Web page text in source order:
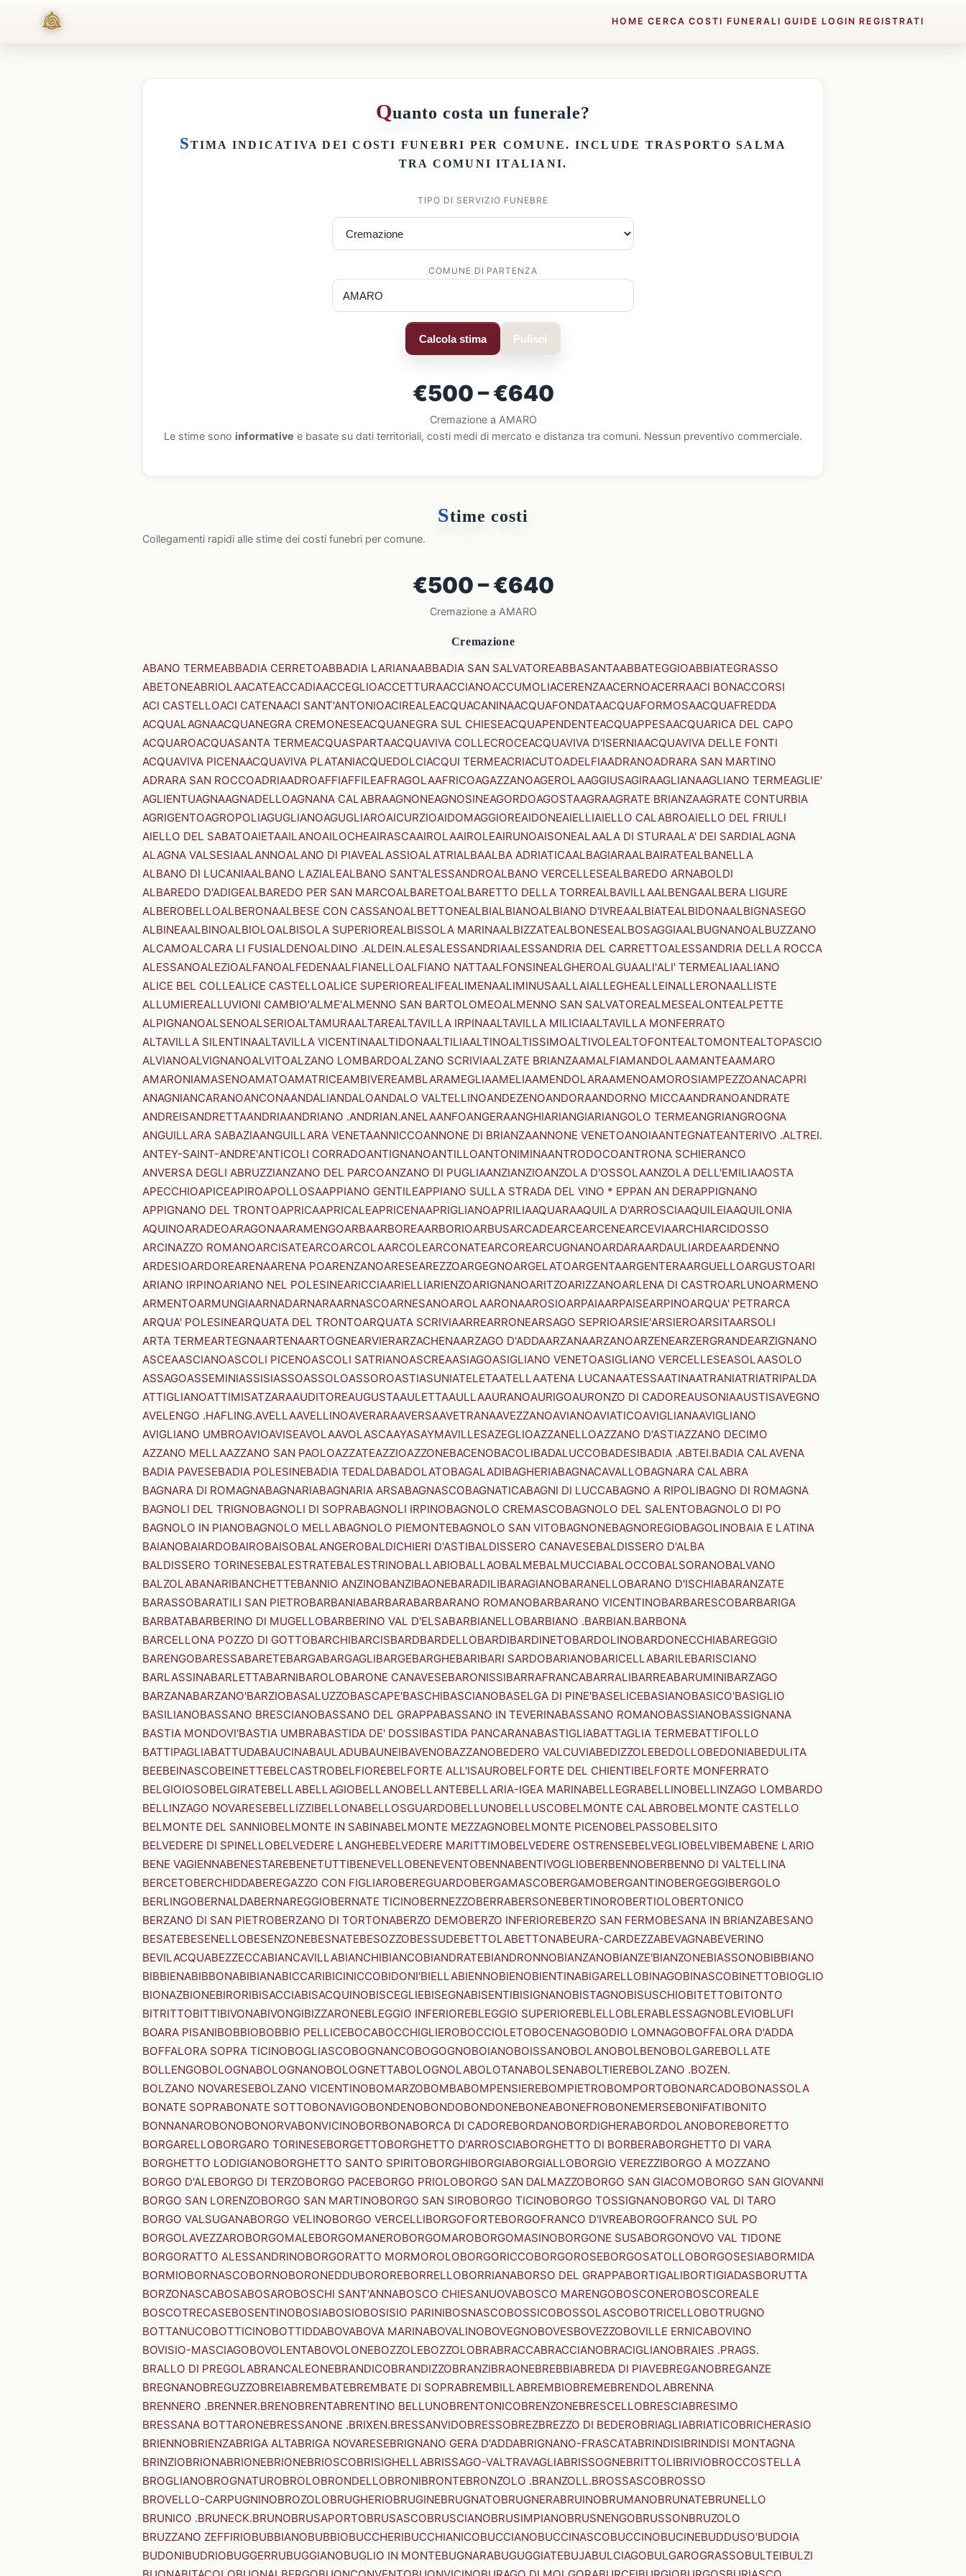
HOME CERCA COSTI FUNERALI GUIDE LOGIN REGISTRATI
Quanto costa un funerale?
STIMA INDICATIVA DEICOSTI FUNEBRI PER COMUNE. INCLUDE TRASPORTO SALMA
TRA COMUNI ITALIANI.
TIPO DI SERVIZIO FUNEBRE
COMUNE DI PARTENZA
Calcola stima Pulisci
€500 – €640
Cremazione a AMARO
Le stime sono informative e basate su dati territoriali, costi medi di mercato e distanza tra comuni. Nessun preventivo commerciale.
Stime costi
Collegamenti rapidi alle stime dei costi funebri per comune.
€500 – €640
Cremazione a AMARO
Cremazione
ABANO TERMEABBADIA CERRETOABBADIA LARIANAABBADIA SAN SALVATOREABBASANTAABBATEGGIOABBIATEGRASSO
ABETONEABRIOLAACATEACCADIAACCEGLIOACCETTURAACCIANOACCUMOLIACERENZAACERNOACERRAACI BONACCORSI
ACI CASTELLOACI CATENAACI SANT'ANTONIOACIREALEACQUACANINAACQUAFONDATAACQUAFORMOSAACQUAFREDDA
ACQUALAGNAACQUANEGRA CREMONESEACQUANEGRA SUL CHIESEACQUAPENDENTEACQUAPPESAACQUARICA DEL CAPO
ACQUAROACQUASANTA TERMEACQUASPARTAACQUAVIVA COLLECROCEACQUAVIVA D'ISERNIAACQUAVIVA DELLE FONTI
ACQUAVIVA PICENAACQUAVIVA PLATANIACQUEDOLCIACQUI TERMEACRIACUTOADELFIAADRANOADRARA SAN MARTINO
ADRARA SAN ROCCOADRIAADROAFFIAFFILEAFRAGOLAAFRICOAGAZZANOAGEROLAAGGIUSAGIRAAGLIANAAGLIANO TERMEAGLIE'
AGLIENTUAGNAAGNADELLOAGNANA CALABRAAGNONEAGNOSINEAGORDOAGOSTAAGRAAGRATE BRIANZAAGRATE CONTURBIA
AGRIGENTOAGROPOLIAGUGLIANOAGUGLIAROAICURZIOAIDOMAGGIOREAIDONEAIELLIAIELLO CALABROAIELLO DEL FRIULI
AIELLO DEL SABATOAIETAAILANOAILOCHEAIRASCAAIROLAAIROLEAIRUNOAISONEALAALA DI STURAALA' DEI SARDIALAGNA
ALAGNA VALSESIAALANNOALANO DI PIAVEALASSIOALATRIALBAALBA ADRIATICAALBAGIARAALBAIRATEALBANELLA
ALBANO DI LUCANIAALBANO LAZIALEALBANO SANT'ALESSANDROALBANO VERCELLESEALBAREDO ARNABOLDI
ALBAREDO D'ADIGEALBAREDO PER SAN MARCOALBARETOALBARETTO DELLA TORREALBAVILLAALBENGAALBERA LIGURE
ALBEROBELLOALBERONAALBESE CON CASSANOALBETTONEALBIALBIANOALBIANO D'IVREAALBIATEALBIDONAALBIGNASEGO
ALBINEAALBINOALBIOLOALBISOLA SUPERIOREALBISSOLA MARINAALBIZZATEALBONESEALBOSAGGIAALBUGNANOALBUZZANO
ALCAMOALCARA LI FUSIALDENOALDINO .ALDEIN.ALESALESSANDRIAALESSANDRIA DEL CARRETTOALESSANDRIA DELLA ROCCA
ALESSANOALEZIOALFANOALFEDENAALFIANELLOALFIANO NATTAALFONSINEALGHEROALGUAALI'ALI' TERMEALIAALIANO
ALICE BEL COLLEALICE CASTELLOALICE SUPERIOREALIFEALIMENAALIMINUSAALLAIALLEGHEALLEINALLERONAALLISTE
ALLUMIEREALLUVIONI CAMBIO'ALME'ALMENNO SAN BARTOLOMEOALMENNO SAN SALVATOREALMESEALONTEALPETTE
ALPIGNANOALSENOALSERIOALTAMURAALTAREALTAVILLA IRPINAALTAVILLA MILICIAALTAVILLA MONFERRATO
ALTAVILLA SILENTINAALTAVILLA VICENTINAALTIDONAALTILIAALTINOALTISSIMOALTIVOLEALTOFONTEALTOMONTEALTOPASCIO
ALVIANOALVIGNANOALVITOALZANO LOMBARDOALZANO SCRIVIAALZATE BRIANZAAMALFIAMANDOLAAMANTEAAMARO
AMARONIAMASENOAMATOAMATRICEAMBIVEREAMBLARAMEGLIAAMELIAAMENDOLARAAMENOAMOROSIAMPEZZOANACAPRI
ANAGNIANCARANOANCONAANDALIANDALOANDALO VALTELLINOANDEZENOANDORAANDORNO MICCAANDRANOANDRATE
ANDREISANDRETTAANDRIAANDRIANO .ANDRIAN.ANELAANFOANGERAANGHIARIANGIARIANGOLO TERMEANGRIANGROGNA
ANGUILLARA SABAZIAANGUILLARA VENETAANNICCOANNONE DI BRIANZAANNONE VENETOANOIAANTEGNATEANTERIVO .ALTREI.
ANTEY-SAINT-ANDRE'ANTICOLI CORRADOANTIGNANOANTILLOANTONIMINAANTRODOCOANTRONA SCHIERANCO
ANVERSA DEGLI ABRUZZIANZANO DEL PARCOANZANO DI PUGLIAANZIANZIOANZOLA D'OSSOLAANZOLA DELL'EMILIAAOSTA
APECCHIOAPICEAPIROAPOLLOSAAPPIANO GENTILEAPPIANO SULLA STRADA DEL VINO * EPPAN AN DERAPPIGNANO
APPIGNANO DEL TRONTOAPRICAAPRICALEAPRICENAAPRIGLIANOAPRILIAAQUARAAQUILA D'ARROSCIAAQUILEIAAQUILONIA
AQUINOARADEOARAGONAARAMENGOARBAARBOREAARBORIOARBUSARCADEARCEARCENEARCEVIAARCHIARCIDOSSO
ARCINAZZO ROMANOARCISATEARCOARCOLAARCOLEARCONATEARCOREARCUGNANOARDARAARDAULIARDEAARDENNO
ARDESIOARDOREARENAARENA POARENZANOARESEAREZZOARGEGNOARGELATOARGENTAARGENTERAARGUELLOARGUSTOARI
ARIANO IRPINOARIANO NEL POLESINEARICCIAARIELLIARIENZOARIGNANOARITZOARIZZANOARLENA DI CASTROARLUNOARMENO
ARMENTOARMUNGIAARNADARNARAARNASCOARNESANOAROLAARONAAROSIOARPAIAARPAISEARPINOARQUA' PETRARCA
ARQUA' POLESINEARQUATA DEL TRONTOARQUATA SCRIVIAARREARRONEARSAGO SEPRIOARSIE'ARSIEROARSITAARSOLI
ARTA TERMEARTEGNAARTENAARTOGNEARVIERARZACHENAARZAGO D'ADDAARZANAARZANOARZENEARZERGRANDEARZIGNANO
ASCEAASCIANOASCOLI PICENOASCOLI SATRIANOASCREAASIAGOASIGLIANO VENETOASIGLIANO VERCELLESEASOLAASOLO
ASSAGOASSEMINIASSISIASSOASSOLOASSOROASTIASUNIATELETAATELLAATENA LUCANAATESSAATINAATRANIATRIATRIPALDA
ATTIGLIANOATTIMISATZARAAUDITOREAUGUSTAAULETTAAULLAAURANOAURIGOAURONZO DI CADOREAUSONIAAUSTISAVEGNO
AVELENGO .HAFLING.AVELLAAVELLINOAVERARAAVERSAAVETRANAAVEZZANOAVIANOAVIATICOAVIGLIANAAVIGLIANO
AVIGLIANO UMBROAVIOAVISEAVOLAAVOLASCAAYASAYMAVILLESAZEGLIOAZZANELLOAZZANO D'ASTIAZZANO DECIMO
AZZANO MELLAAZZANO SAN PAOLOAZZATEAZZIOAZZONEBACENOBACOLIBADALUCCOBADESIBADIA .ABTEI.BADIA CALAVENA
BADIA PAVESEBADIA POLESINEBADIA TEDALDABADOLATOBAGALADIBAGHERIABAGNACAVALLOBAGNARA CALABRA
BAGNARA DI ROMAGNABAGNARIABAGNARIA ARSABAGNASCOBAGNATICABAGNI DI LUCCABAGNO A RIPOLIBAGNO DI ROMAGNA
BAGNOLI DEL TRIGNOBAGNOLI DI SOPRABAGNOLI IRPINOBAGNOLO CREMASCOBAGNOLO DEL SALENTOBAGNOLO DI PO
BAGNOLO IN PIANOBAGNOLO MELLABAGNOLO PIEMONTEBAGNOLO SAN VITOBAGNONEBAGNOREGIOBAGOLINOBAIA E LATINA
BAIANOBAIARDOBAIROBAISOBALANGEROBALDICHIERI D'ASTIBALDISSERO CANAVESEBALDISSERO D'ALBA
BALDISSERO TORINESEBALESTRATEBALESTRINOBALLABIOBALLAOBALMEBALMUCCIABALOCCOBALSORANOBALVANO
BALZOLABANARIBANCHETTEBANNIO ANZINOBANZIBAONEBARADILIBARAGIANOBARANELLOBARANO D'ISCHIABARANZATE
BARASSOBARATILI SAN PIETROBARBANIABARBARABARBARANO ROMANOBARBARANO VICENTINOBARBARESCOBARBARIGA
BARBATABARBERINO DI MUGELLOBARBERINO VAL D'ELSABARBIANELLOBARBIANO .BARBIAN.BARBONA
BARCELLONA POZZO DI GOTTOBARCHIBARCISBARDBARDELLOBARDIBARDINETOBARDOLINOBARDONECCHIABAREGGIO
BARENGOBARESSABARETEBARGABARGAGLIBARGEBARGHEBARIBARI SARDOBARIANOBARICELLABARILEBARISCIANO
BARLASSINABARLETTABARNIBAROLOBARONE CANAVESEBARONISSIBARRAFRANCABARRALIBARREABARUMINIBARZAGO
BARZANABARZANO'BARZIOBASALUZZOBASCAPE'BASCHIBASCIANOBASELGA DI PINE'BASELICEBASIANOBASICO'BASIGLIO
BASILIANOBASSANO BRESCIANOBASSANO DEL GRAPPABASSANO IN TEVERINABASSANO ROMANOBASSIANOBASSIGNANA
BASTIA MONDOVI'BASTIA UMBRABASTIDA DE' DOSSIBASTIDA PANCARANABASTIGLIABATTAGLIA TERMEBATTIFOLLO
BATTIPAGLIABATTUDABAUCINABAULADUBAUNEIBAVENOBAZZANOBEDERO VALCUVIABEDIZZOLEBEDOLLOBEDONIABEDULITA
BEEBEINASCOBEINETTEBELCASTROBELFIOREBELFORTE ALL'ISAUROBELFORTE DEL CHIENTIBELFORTE MONFERRATO
BELGIOIOSOBELGIRATEBELLABELLAGIOBELLANOBELLANTEBELLARIA-IGEA MARINABELLEGRABELLINOBELLINZAGO LOMBARDO
BELLINZAGO NOVARESEBELLIZZIBELLONABELLOSGUARDOBELLUNOBELLUSCOBELMONTE CALABROBELMONTE CASTELLO
BELMONTE DEL SANNIOBELMONTE IN SABINABELMONTE MEZZAGNOBELMONTE PICENOBELPASSOBELSITO
BELVEDERE DI SPINELLOBELVEDERE LANGHEBELVEDERE MARITTIMOBELVEDERE OSTRENSEBELVEGLIOBELVIBEMABENE LARIO
BENE VAGIENNABENESTAREBENETUTTIBENEVELLOBENEVENTOBENNABENTIVOGLIOBERBENNOBERBENNO DI VALTELLINA
BERCETOBERCHIDDABEREGAZZO CON FIGLIAROBEREGUARDOBERGAMASCOBERGAMOBERGANTINOBERGEGGIBERGOLO
BERLINGOBERNALDABERNAREGGIOBERNATE TICINOBERNEZZOBERRABERSONEBERTINOROBERTIOLOBERTONICO
BERZANO DI SAN PIETROBERZANO DI TORTONABERZO DEMOBERZO INFERIOREBERZO SAN FERMOBESANA IN BRIANZABESANO
BESATEBESENELLOBESENZONEBESNATEBESOZZOBESSUDEBETTOLABETTONABEURA-CARDEZZABEVAGNABEVERINO
BEVILACQUABEZZECCABIANCAVILLABIANCHIBIANCOBIANDRATEBIANDRONNOBIANZANOBIANZE'BIANZONEBIASSONOBIBBIANO
BIBBIENABIBBONABIBIANABICCARIBICINICCOBIDONI'BIELLABIENNOBIENOBIENTINABIGARELLOBINAGOBINASCOBINETTOBIOGLIO
BIONAZBIONEBIRORIBISACCIABISACQUINOBISCEGLIEBISEGNABISENTIBISIGNANOBISTAGNOBISUSCHIOBITETTOBITONTO
BITRITTOBITTIBIVONABIVONGIBIZZARONEBLEGGIO INFERIOREBLEGGIO SUPERIOREBLELLOBLERABLESSAGNOBLEVIOBLUFI
BOARA PISANIBOBBIOBOBBIO PELLICEBOCABOCCHIGLIEROBOCCIOLETOBOCENAGOBODIO LOMNAGOBOFFALORA D'ADDA
BOFFALORA SOPRA TICINOBOGLIASCOBOGNANCOBOGOGNOBOIANOBOISSANOBOLANOBOLBENOBOLGAREBOLLATE
BOLLENGOBOLOGNABOLOGNANOBOLOGNETTABOLOGNOLABOLOTANABOLSENABOLTIEREBOLZANO .BOZEN.
BOLZANO NOVARESEBOLZANO VICENTINOBOMARZOBOMBABOMPENSIEREBOMPIETROBOMPORTOBONARCADOBONASSOLA
BONATE SOPRABONATE SOTTOBONAVIGOBONDENOBONDOBONDONEBONEABONEFROBONEMERSEBONIFATIBONITO
BONNANAROBONOBONORVABONVICINOBORBONABORCA DI CADOREBORDANOBORDIGHERABORDOLANOBOREBORETTO
BORGARELLOBORGARO TORINESEBORGETTOBORGHETTO D'ARROSCIABORGHETTO DI BORBERABORGHETTO DI VARA
BORGHETTO LODIGIANOBORGHETTO SANTO SPIRITOBORGHIBORGIABORGIALLOBORGIO VEREZZIBORGO A MOZZANO
BORGO D'ALEBORGO DI TERZOBORGO PACEBORGO PRIOLOBORGO SAN DALMAZZOBORGO SAN GIACOMOBORGO SAN GIOVANNI
BORGO SAN LORENZOBORGO SAN MARTINOBORGO SAN SIROBORGO TICINOBORGO TOSSIGNANOBORGO VAL DI TARO
BORGO VALSUGANABORGO VELINOBORGO VERCELLIBORGOFORTEBORGOFRANCO D'IVREABORGOFRANCO SUL PO
BORGOLAVEZZAROBORGOMALEBORGOMANEROBORGOMAROBORGOMASINOBORGONE SUSABORGONOVO VAL TIDONE
BORGORATTO ALESSANDRINOBORGORATTO MORMOROLOBORGORICCOBORGOROSEBORGOSATOLLOBORGOSESIABORMIDA
BORMIOBORNASCOBORNOBORONEDDUBOROREBORRELLOBORRIANABORSO DEL GRAPPABORTIGALIBORTIGIADASBORUTTA
BORZONASCABOSABOSAROBOSCHI SANT'ANNABOSCO CHIESANUOVABOSCO MARENGOBOSCONEROBOSCOREALE
BOSCOTRECASEBOSENTINOBOSIABOSIOBOSISIO PARINIBOSNASCOBOSSICOBOSSOLASCOBOTRICELLOBOTRUGNO
BOTTANUCOBOTTICINOBOTTIDDABOVABOVA MARINABOVALINOBOVEGNOBOVESBOVEZZOBOVILLE ERNICABOVINO
BOVISIO-MASCIAGOBOVOLENTABOVOLONEBOZZOLEBOZZOLOBRABRACCABRACCIANOBRACIGLIANOBRAIES .PRAGS.
BRALLO DI PREGOLABRANCALEONEBRANDICOBRANDIZZOBRANZIBRAONEBREBBIABREDA DI PIAVEBREGANOBREGANZE
BREGNANOBREGUZZOBREIABREMBATEBREMBATE DI SOPRABREMBILLABREMBIOBREMEBRENDOLABRENNA
BRENNERO .BRENNER.BRENOBRENTABRENTINO BELLUNOBRENTONICOBRENZONEBRESCELLOBRESCIABRESIMO
BRESSANA BOTTARONEBRESSANONE .BRIXEN.BRESSANVIDOBRESSOBREZBREZZO DI BEDEROBRIAGLIABRIATICOBRICHERASIO
BRIENNOBRIENZABRIGA ALTABRIGA NOVARESEBRIGNANO GERA D'ADDABRIGNANO-FRASCATABRINDISIBRINDISI MONTAGNA
BRINZIOBRIONABRIONEBRIONEBRIOSCOBRISIGHELLABRISSAGO-VALTRAVAGLIABRISSOGNEBRITTOLIBRIVIOBROCCOSTELLA
BROGLIANOBROGNATUROBROLOBRONDELLOBRONIBRONTEBRONZOLO .BRANZOLL.BROSSASCOBROSSO
BROVELLO-CARPUGNINOBROZOLOBRUGHERIOBRUGINEBRUGNATOBRUGNERABRUINOBRUMANOBRUNATEBRUNELLO
BRUNICO .BRUNECK.BRUNOBRUSAPORTOBRUSASCOBRUSCIANOBRUSIMPIANOBRUSNENGOBRUSSONBRUZOLO
BRUZZANO ZEFFIRIOBUBBIANOBUBBIOBUCCHERIBUCCHIANICOBUCCIANOBUCCINASCOBUCCINOBUCINEBUDDUSO'BUDOIA
BUDONIBUDRIOBUGGERRUBUGGIANOBUGLIO IN MONTEBUGNARABUGUGGIATEBUJABULCIAGOBULGAROGRASSOBULTEIBULZI